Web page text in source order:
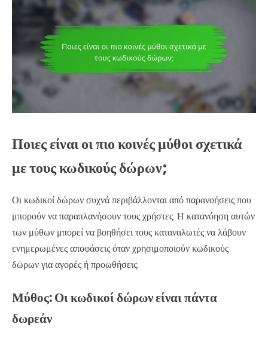
Ποιες είναι οι πιο κοινές μύθοι σχετικά
με τους κωδικούς δώρων;
Οι κωδικοί δώρων συχνά περιβάλλονται από παρανοήσεις που
μπορούν να παραπλανήσουν τους χρήστες. Η κατανόηση αυτών
των μύθων μπορεί να βοηθήσει τους καταναλωτές να λάβουν
ενημερωμένες αποφάσεις όταν χρησιμοποιούν κωδικούς
δώρων για αγορές ή προωθήσεις.
Μύθος: Οι κωδικοί δώρων είναι πάντα
δωρεάν